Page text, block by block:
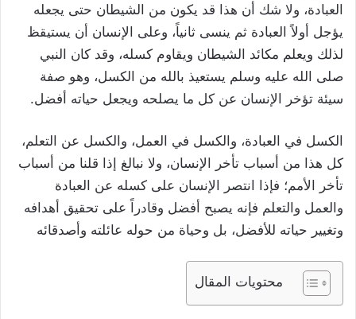
العبادة، ولا شك أن هذا قد يكون من الشيطان حتى يجعله
يؤجل أولاً العبادة ثم ينسى ثانياً، وعلى الإنسان أن يستيقظ
لذلك ويعلم مكائد الشيطان ويقاوم كسله، وقد كان النبي
صلى الله عليه وسلم يستعيذ بالله من الكسل، وهو صفة
سيئة تؤخر الإنسان عن كل ما يصلحه ويجعل حياته أفضل.
الكسل في العبادة، والكسل في العمل، والكسل عن التعلم،
كل هذا من أسباب تأخر الإنسان، ولا نبالغ إذا قلنا من أسباب
تأخر الأمم؛ فإذا انتصر الإنسان على كسله عن العبادة
والعمل والتعلم فإنه يصبح أفضل وقادراً على تحقيق أهدافه
وتغيير حياته للأفضل، بل وحياة من حوله عائلته وأصدقائه
محتويات المقال